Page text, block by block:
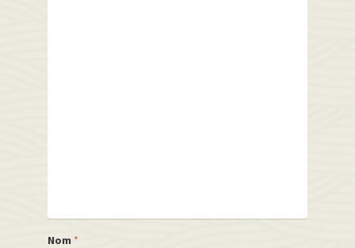
Nom *